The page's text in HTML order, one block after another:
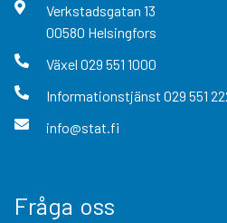
Verkstadsgatan 13
00580 Helsingfors
Växel 029 551 1000
Informationstjänst 029 551
info@stat.fi
Fråga oss